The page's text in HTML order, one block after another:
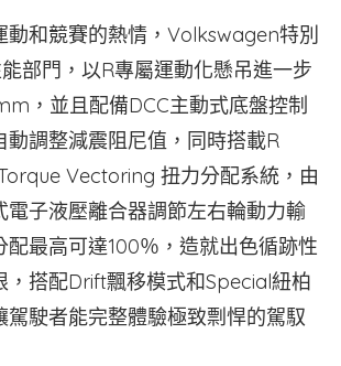
動和競賽的熱情，Volkswagen特別
部門，以R專屬運動化懸吊進一步
，並且配備DCC主動式底盤控制
動調整減震阻尼值，同時搭載R
Vectoring 扭力分配系統，由
電子液壓離合器調節左右輪動力輸
配最高可達100％，造就出色循跡性
，搭配Drift飄移模式和Special紐柏
駕駛者能完整體驗極致剽悍的駕馭